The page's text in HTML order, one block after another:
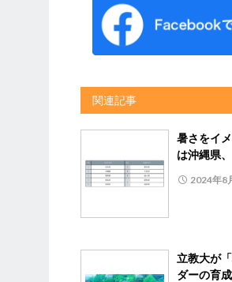
関連記事
暑さをイ
は沖縄県
2024年8
立教大が
ダーの育